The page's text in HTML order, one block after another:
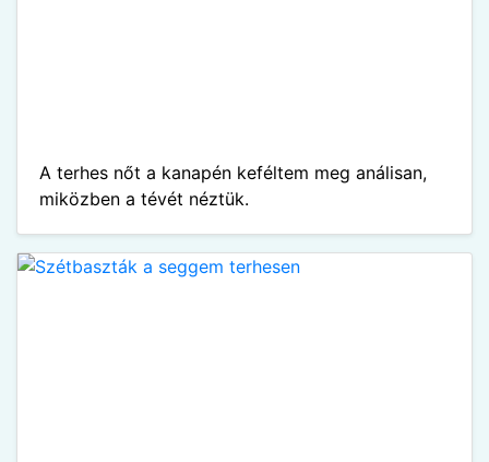
A terhes nőt a kanapén keféltem meg análisan,
miközben a tévét néztük.